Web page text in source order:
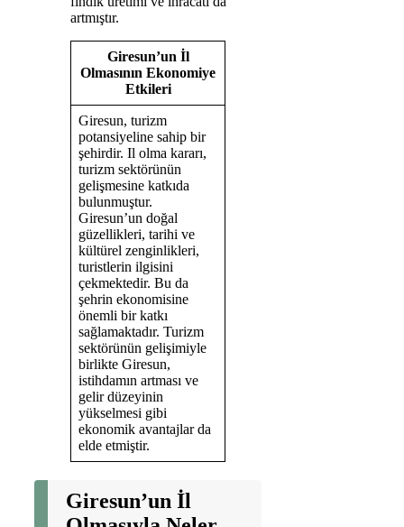
artmıştır.
Giresun’un İl
Olmasının Ekonomiye
Etkileri
Giresun, turizm
potansiyeline sahip bir
şehirdir. Il olma kararı,
turizm sektörünün
gelişmesine katkıda
bulunmuştur.
Giresun’un doğal
güzellikleri, tarihi ve
kültürel zenginlikleri,
turistlerin ilgisini
çekmektedir. Bu da
şehrin ekonomisine
önemli bir katkı
sağlamaktadır. Turizm
sektörünün gelişimiyle
birlikte Giresun,
istihdamın artması ve
gelir düzeyinin
yükselmesi gibi
ekonomik avantajlar da
elde etmiştir.
Giresun’un İl